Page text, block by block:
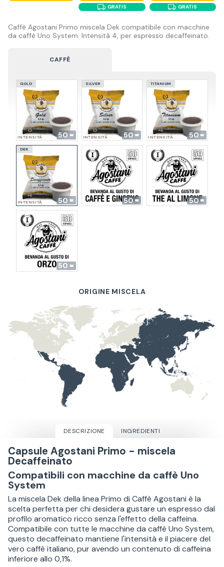
GRATIS GRATIS
Caffè Agostani Primo miscela Dek compatibile con macchine
da caffè Uno System. Intensità 4, per espresso decaffeinato.
CAFFÈ
GOLD
8
INTENSITÀ 50
SILVER
6
INTENSITÀ 50
TITANIUM
4
INTENSITÀ 50
DEK
4
INTENSITÀ 50 50 50
50
ORIGINE MISCELA
DESCRIZIONE INGREDIENTI
Capsule Agostani Primo - miscela
Decaffeinato
Compatibili con macchine da caffè Uno
System
La miscela Dek della linea Primo di Caffè Agostani è la
scelta perfetta per chi desidera gustare un espresso dal
profilo aromatico ricco senza l'effetto della caffeina.
Compatibile con tutte le macchine da caffè Uno System,
questo decaffeinato mantiene l'intensità e il piacere del
vero caffè italiano, pur avendo un contenuto di caffeina
inferiore allo 0,1%.